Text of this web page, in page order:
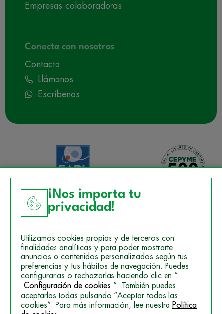
Empresas colaboradoras
Conecta con nosotros
Contacto
Llámanos
Escríbenos
Política de Cookies
Mapa del sitio
Politica de Privacidad
¡Nos importa tu
privacidad!
Utilizamos cookies propias y de terceros con
finalidades analíticas y para poder mostrarte
anuncios o contenidos personalizados según tus
preferencias y tus hábitos de navegación. Puedes
configurarlas o rechazarlas haciendo clic en “
Configuración de cookies ”. También puedes
aceptarlas todas pulsando “Aceptar todas las
cookies”. Para más información, lee nuestra Política